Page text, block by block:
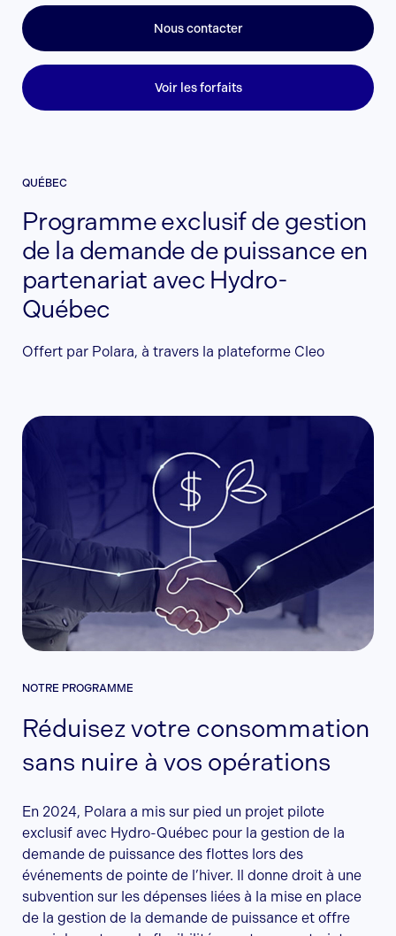
Nous contacter
Voir les forfaits
QUÉBEC
Programme exclusif de gestion
de la demande de puissance en
partenariat avec Hydro-
Québec
Offert par Polara, à travers la plateforme Cleo
NOTRE PROGRAMME
Réduisez votre consommation
sans nuire à vos opérations
En 2024, Polara a mis sur pied un projet pilote
exclusif avec Hydro-Québec pour la gestion de la
demande de puissance des flottes lors des
événements de pointe de l’hiver. Il donne droit à une
subvention sur les dépenses liées à la mise en place
de la gestion de la demande de puissance et offre